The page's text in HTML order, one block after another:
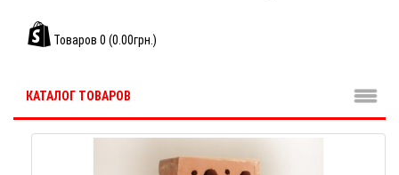
Товаров 0 (0.00грн.)
КАТАЛОГ ТОВАРОВ